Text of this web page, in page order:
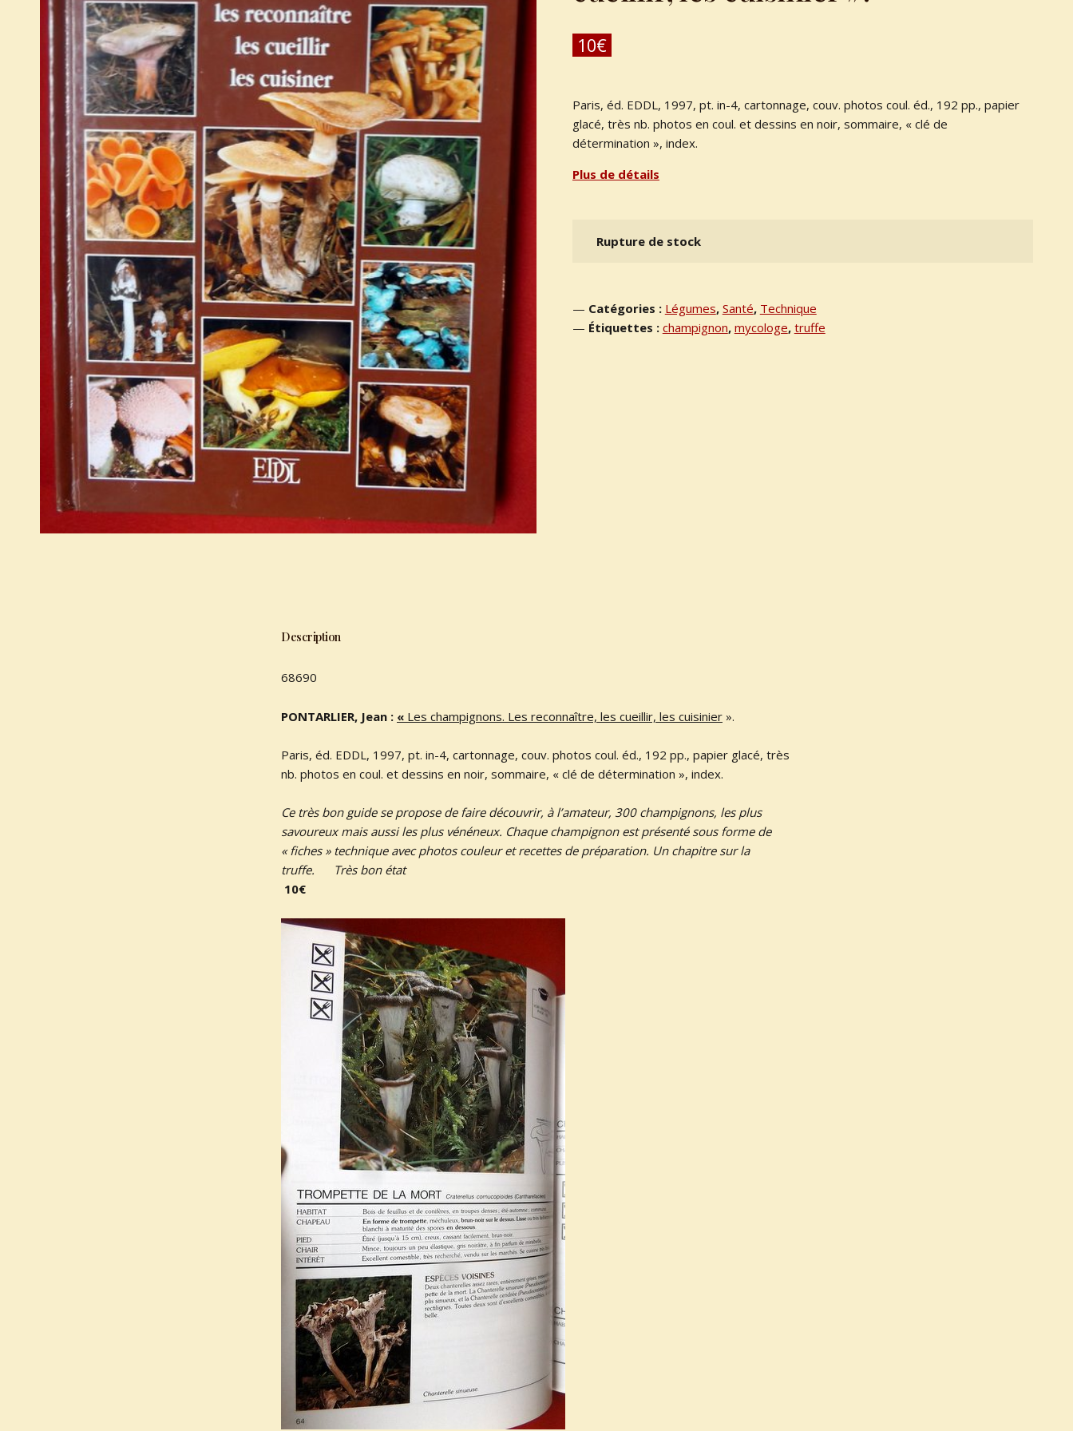
10€
Paris, éd. EDDL, 1997, pt. in-4, cartonnage, couv. photos coul. éd., 192 pp., papier
glacé, très nb. photos en coul. et dessins en noir, sommaire, « clé de
détermination », index.
Plus de détails
Rupture de stock
Catégories : Légumes, Santé, Technique
Étiquettes : champignon, mycologe, truffe
Description
68690
PONTARLIER, Jean : « Les champignons. Les reconnaître, les cueillir, les cuisinier ».
Paris, éd. EDDL, 1997, pt. in-4, cartonnage, couv. photos coul. éd., 192 pp., papier glacé, très
nb. photos en coul. et dessins en noir, sommaire, « clé de détermination », index.
Ce très bon guide se propose de faire découvrir, à l’amateur, 300 champignons, les plus
savoureux mais aussi les plus vénéneux. Chaque champignon est présenté sous forme de
« fiches » technique avec photos couleur et recettes de préparation. Un chapitre sur la
truffe. Très bon état
10€